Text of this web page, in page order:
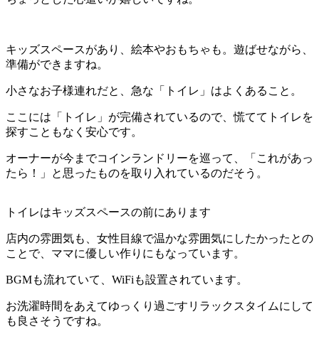
キッズスペースがあり、絵本やおもちゃも。遊ばせながら、
準備ができますね。
小さなお子様連れだと、急な「トイレ」はよくあること。
ここには「トイレ」が完備されているので、慌ててトイレを
探すこともなく安心です。
オーナーが今までコインランドリーを巡って、「これがあっ
たら！」と思ったものを取り入れているのだそう。
トイレはキッズスペースの前にあります
店内の雰囲気も、女性目線で温かな雰囲気にしたかったとの
ことで、ママに優しい作りにもなっています。
BGMも流れていて、WiFiも設置されています。
お洗濯時間をあえてゆっくり過ごすリラックスタイムにして
も良さそうですね。